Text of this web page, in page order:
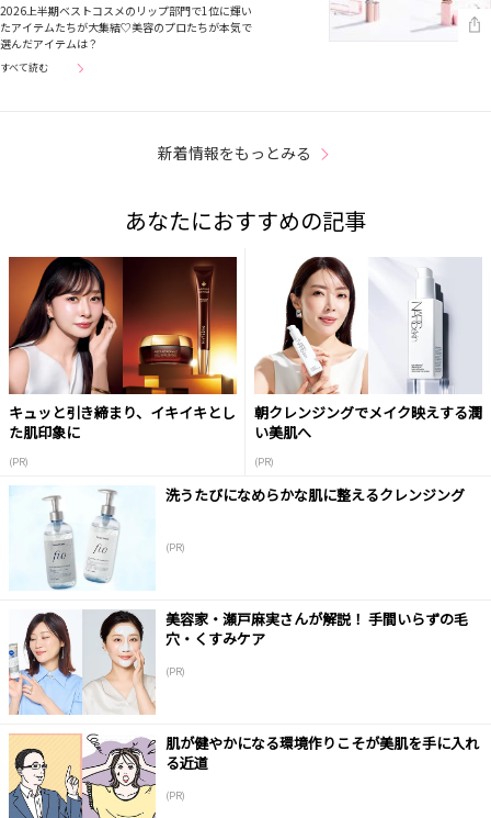
2026上半期ベストコスメのリップ部門で1位に輝い
たアイテムたちが大集結♡美容のプロたちが本気で
選んだアイテムは？
すべて読む
新着情報をもっとみる
あなたにおすすめの記事
キュッと引き締まり、イキイキとし
た肌印象に
(PR)
朝クレンジングでメイク映えする潤
い美肌へ
(PR)
洗うたびになめらかな肌に整えるクレンジング
(PR)
美容家・瀬戸麻実さんが解説！ 手間いらずの毛
穴・くすみケア
(PR)
肌が健やかになる環境作りこそが美肌を手に入れ
る近道
(PR)